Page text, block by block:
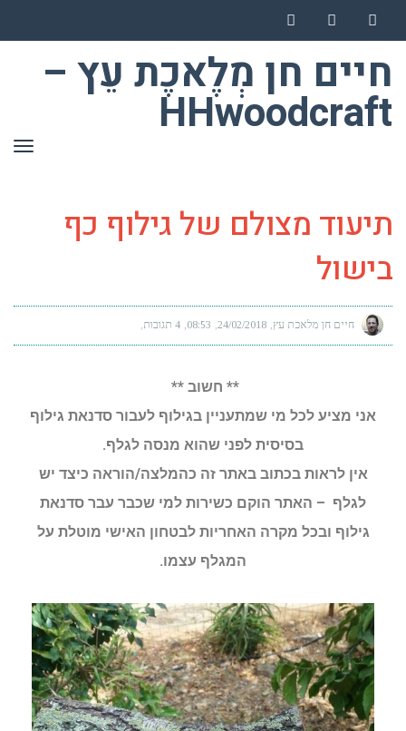
Facebook
YouTube
Instagram
חיים חן מְלֶאכֶת עֵץ –
HHwoodcraft
תיעוד מצולם של גילוף כף
בישול
חיים חן מלאכת עץ 24/02/2018
08:53 4 תגובות
** חשוב **
אני מציע לכל מי שמתעניין בגילוף לעבור סדנאת גילוף
בסיסית לפני שהוא מנסה לגלף.
אין לראות בכתוב באתר זה כהמלצה/הוראה כיצד יש
לגלף – האתר הוקם כשירות למי שכבר עבר סדנאת
גילוף ובכל מקרה האחריות לבטחון האישי מוטלת על
המגלף עצמו.